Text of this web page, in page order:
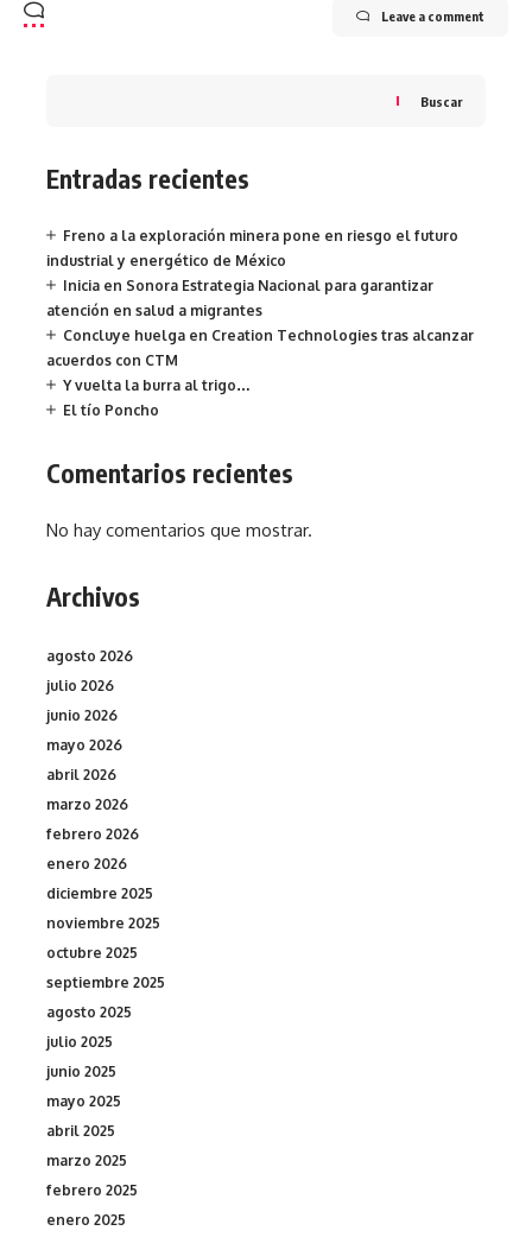
Leave a comment
Buscar
Entradas recientes
Freno a la exploración minera pone en riesgo el futuro
industrial y energético de México
Inicia en Sonora Estrategia Nacional para garantizar
atención en salud a migrantes
Concluye huelga en Creation Technologies tras alcanzar
acuerdos con CTM
Y vuelta la burra al trigo…
El tío Poncho
Comentarios recientes
No hay comentarios que mostrar.
Archivos
agosto 2026
julio 2026
junio 2026
mayo 2026
abril 2026
marzo 2026
febrero 2026
enero 2026
diciembre 2025
noviembre 2025
octubre 2025
septiembre 2025
agosto 2025
julio 2025
junio 2025
mayo 2025
abril 2025
marzo 2025
febrero 2025
enero 2025